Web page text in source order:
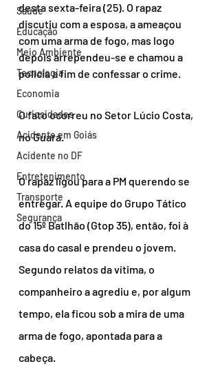
Saúde
Educação
Meio Ambiente
Tecnologia
Economia
Curiosidades
Acidente em Goiás
Acidente no DF
Entretenimento
Transporte
Segurança
desta sexta-feira (25). O rapaz
discutiu com a esposa, a ameaçou
com uma arma de fogo, mas logo
depois arrependeu-se e chamou a
polícia a fim de confessar o crime.
O fato ocorreu no Setor Lúcio Costa,
no Guará.
O rapaz ligou para a PM querendo se
entregar. A equipe do Grupo Tático
do 15º Batlhão (Gtop 35), então, foi à
casa do casal e prendeu o jovem.
Segundo relatos da vítima, o
companheiro a agrediu e, por algum
tempo, ela ficou sob a mira de uma
arma de fogo, apontada para a
cabeça.